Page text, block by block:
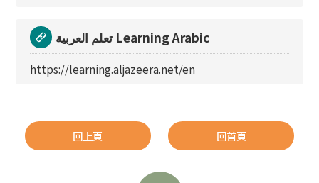
تعلم العربية Learning Arabic
https://learning.aljazeera.net/en
回上頁 回首頁